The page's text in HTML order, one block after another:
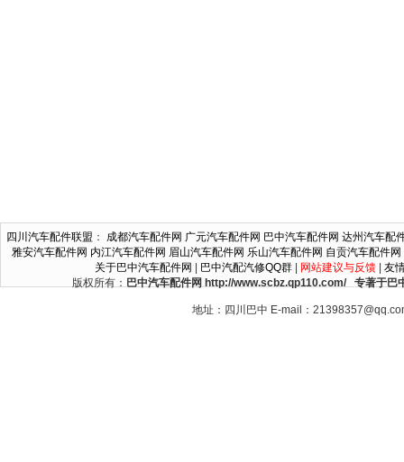
四川汽车配件联盟 ： 成都汽车配件网 广元汽车配件网 巴中汽车配件网 达州汽车配
雅安汽车配件网 内江汽车配件网 眉山汽车配件网 乐山汽车配件网 自贡汽车配件网
关于巴中汽车配件网
巴中汽配汽修QQ群| 网站建议与反馈| 友
版权所有： 巴中汽车配件网 http://www.scbz.qp110.com/ 专著于巴
地址：四川巴中 E-mail：